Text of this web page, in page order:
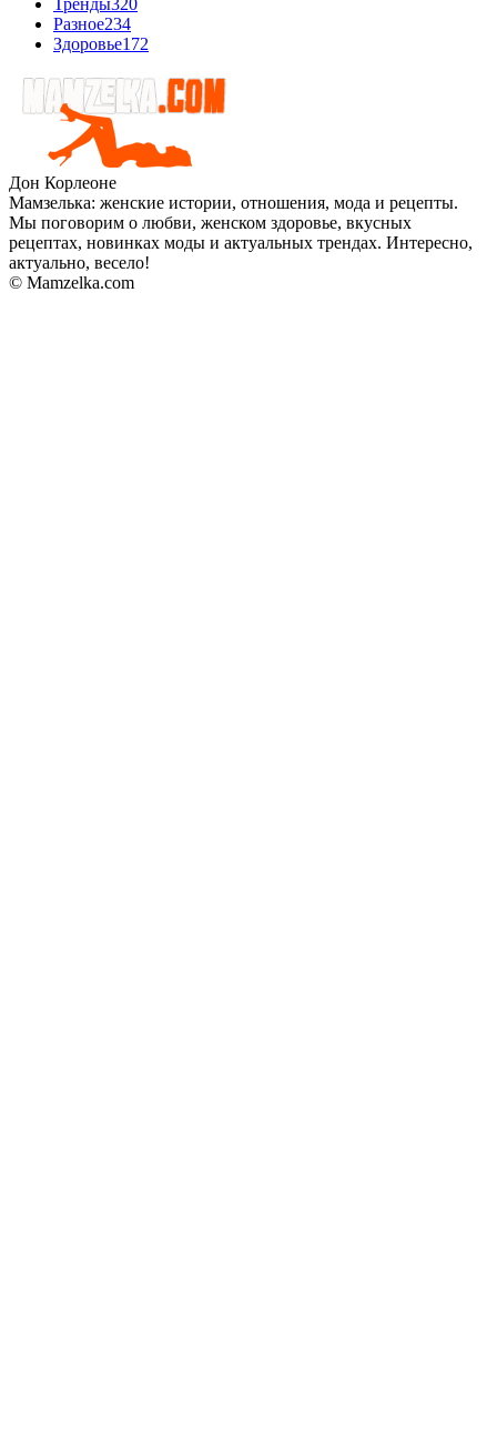
Тренды320
Разное234
Здоровье172
Дон Корлеоне
Мамзелька: женские истории, отношения, мода и рецепты.
Мы поговорим о любви, женском здоровье, вкусных
рецептах, новинках моды и актуальных трендах. Интересно,
актуально, весело!
© Mamzelka.com